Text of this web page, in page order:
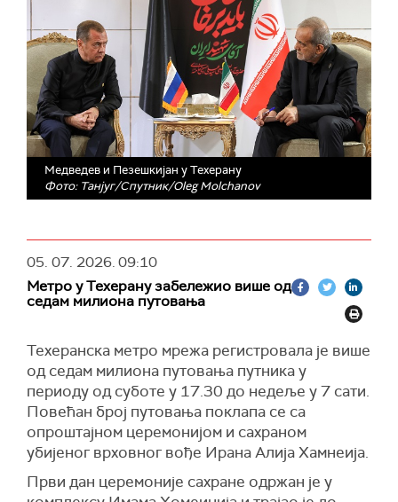
Медведев и Пезешкијан у Техерану
Фото: Танјуг/Спутник/Oleg Molchanov
05. 07. 2026.09:10
Метро у Техерану забележио више од
седам милиона путовања
Техеранска метро мрежа регистровала је више
од седам милиона путовања путника у
периоду од суботе у 17.30 до недеље у 7 сати.
Повећан број путовања поклапа се са
опроштајном церемонијом и сахраном
убијеног врховног вође Ирана Алија Хамнеија.
Први дан церемоније сахране одржан је у